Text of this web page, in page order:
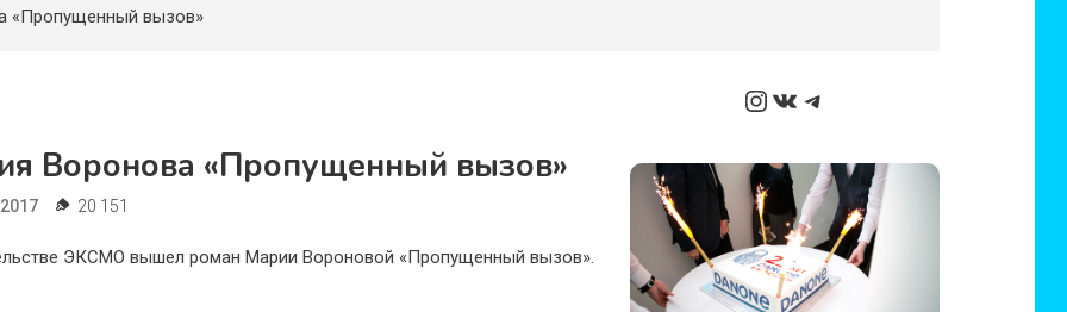
«Пропущенный вызов»
Воронова «Пропущенный вызов»
20 151
ЭКСМО вышел роман Марии Вороновой «Пропущенный вызов».
Instagram
ВКонтакте
Telegram